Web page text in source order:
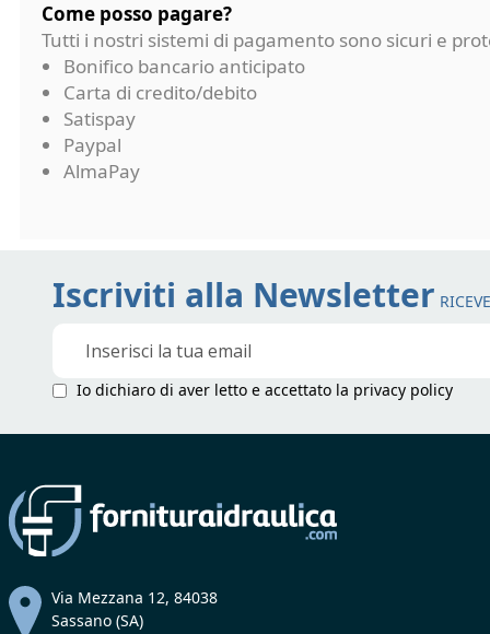
Come posso pagare?
Tutti i nostri sistemi di pagamento sono sicuri e
Bonifico bancario anticipato
Carta di credito/debito
Satispay
Paypal
AlmaPay
Iscriviti alla Newsletter
Newsletter:
Io dichiaro di aver letto e accettato la privacy policy
Via Mezzana 12, 84038
Sassano (SA)